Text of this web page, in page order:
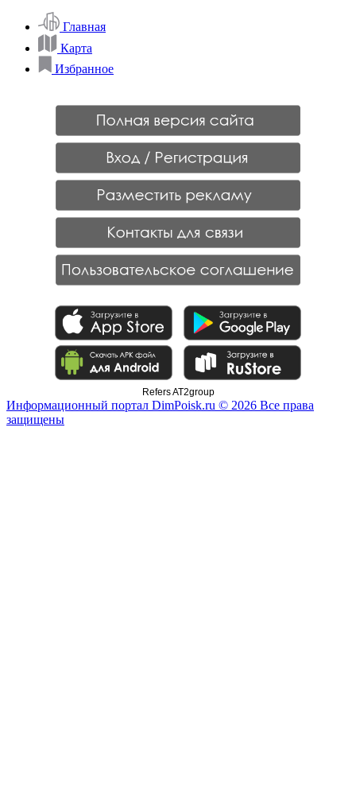
Главная
Карта
Избранное
Refers AT2group
Информационный портал DimPoisk.ru © 2026 Все права
защищены